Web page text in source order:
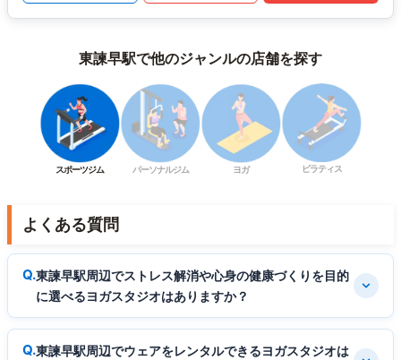
東諫早駅で他のジャンルの店舗を探す
スポーツジム パーソナルジム ヨガ ピラティス
よくある質問
東諫早駅周辺でストレス解消や心身の健康づくりを目的
に選べるヨガスタジオはありますか？
東諫早駅周辺でウェアをレンタルできるヨガスタジオは